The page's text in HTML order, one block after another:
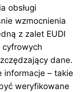
obsługi
wzmocnienia
z zalet EUDI
cyfrowych
dane.
informacje – takie
weryfikowane